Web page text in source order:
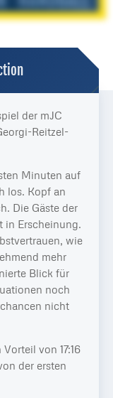
der mJC
Reitzel-
Minuten auf
los. Kopf an
Die Gäste der
in Erscheinung.
wie
mehr
Blick für
noch
nicht
von 17:16
der ersten